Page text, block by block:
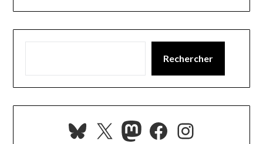
Rechercher
Bluesky
X Mastodon
Facebook